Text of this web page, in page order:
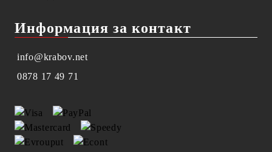
Информация за контакт
info@krabov.net
0878 17 49 71